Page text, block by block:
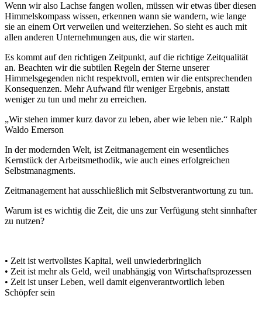
Wenn wir also Lachse fangen wollen, müssen wir etwas über diesen
Himmelskompass wissen, erkennen wann sie wandern, wie lange
sie an einem Ort verweilen und weiterziehen. So sieht es auch mit
allen anderen Unternehmungen aus, die wir starten.
Es kommt auf den richtigen Zeitpunkt, auf die richtige Zeitqualität
an. Beachten wir die subtilen Regeln der Sterne unserer
Himmelsgegenden nicht respektvoll, ernten wir die entsprechenden
Konsequenzen. Mehr Aufwand für weniger Ergebnis, anstatt
weniger zu tun und mehr zu erreichen.
„Wir stehen immer kurz davor zu leben, aber wie leben nie.“ Ralph
Waldo Emerson
In der modernden Welt, ist Zeitmanagement ein wesentliches
Kernstück der Arbeitsmethodik, wie auch eines erfolgreichen
Selbstmanagments.
Zeitmanagement hat ausschließlich mit Selbstverantwortung zu tun.
Warum ist es wichtig die Zeit, die uns zur Verfügung steht sinnhafter
zu nutzen?
• Zeit ist wertvollstes Kapital, weil unwiederbringlich
• Zeit ist mehr als Geld, weil unabhängig von Wirtschaftsprozessen
• Zeit ist unser Leben, weil damit eigenverantwortlich leben
Schöpfer sein